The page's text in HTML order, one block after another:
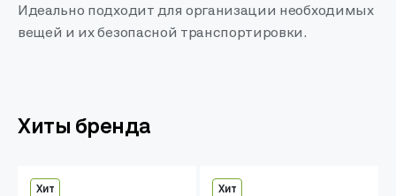
Идеально подходит для организации необходимых
вещей и их безопасной транспортировки.
Хиты бренда
Хит Хит